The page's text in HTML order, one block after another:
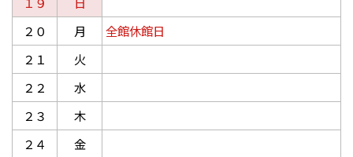
２０
月
全館休館日
２１
火
２２
水
２３
木
２４
金